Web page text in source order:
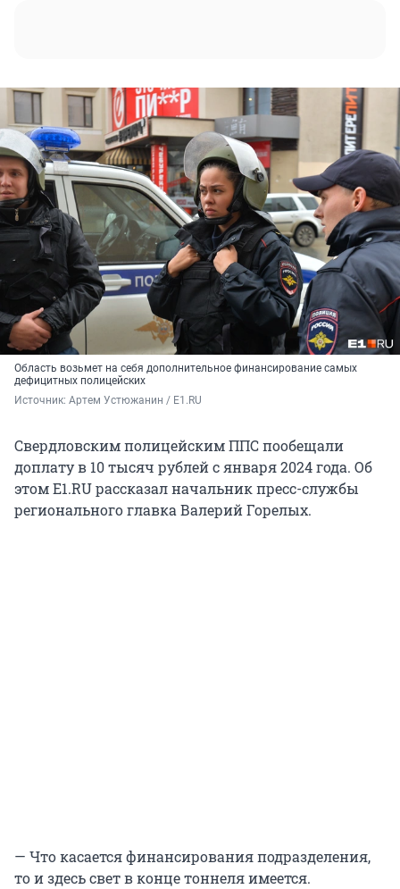
Область возьмет на себя дополнительное финансирование самых
дефицитных полицейских
Источник: Артем Устюжанин / E1.RU
Свердловским полицейским ППС пообещали
доплату в 10 тысяч рублей с января 2024 года. Об
этом E1.RU рассказал начальник пресс-службы
регионального главка Валерий Горелых.
— Что касается финансирования подразделения,
то и здесь свет в конце тоннеля имеется.